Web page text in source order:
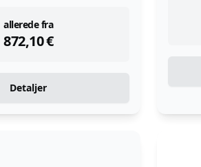
allerede fra
872,10€
instock
Detaljer